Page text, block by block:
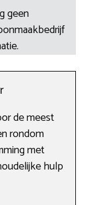
geen
de meest
rondom
met
hulp